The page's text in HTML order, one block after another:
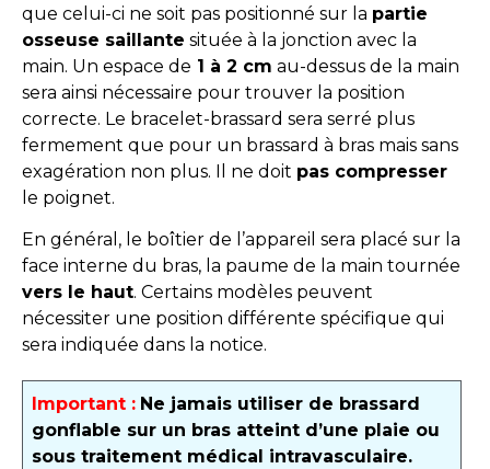
que celui-ci ne soit pas positionné sur la partie
osseuse saillante située à la jonction avec la
main. Un espace de 1 à 2 cm au-dessus de la main
sera ainsi nécessaire pour trouver la position
correcte. Le bracelet-brassard sera serré plus
fermement que pour un brassard à bras mais sans
exagération non plus. Il ne doit pas compresser
le poignet.
En général, le boîtier de l’appareil sera placé sur la
face interne du bras, la paume de la main tournée
vers le haut. Certains modèles peuvent
nécessiter une position différente spécifique qui
sera indiquée dans la notice.
Important : Ne jamais utiliser de brassard
gonflable sur un bras atteint d’une plaie ou
sous traitement médical intravasculaire.